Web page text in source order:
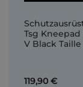
Tsg Kneepad
V Black Taille
119,90 €